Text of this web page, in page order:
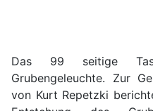
Das 99 seitige
Grubengeleuchte. Zur
von Kurt Repetzki